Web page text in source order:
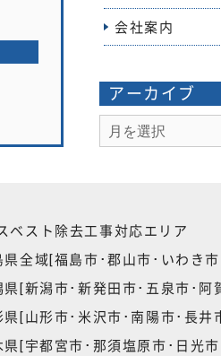
会社案内
アーカイブ
ア
ー
ブ
ベスト除去工事対応エリア
県全域[福島市･郡山市･いわき
県[新潟市･新発田市･五泉市･阿
県[山形市･米沢市･南陽市･長井
県[宇都宮市･那須塩原市･日光